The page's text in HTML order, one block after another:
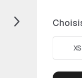
XS